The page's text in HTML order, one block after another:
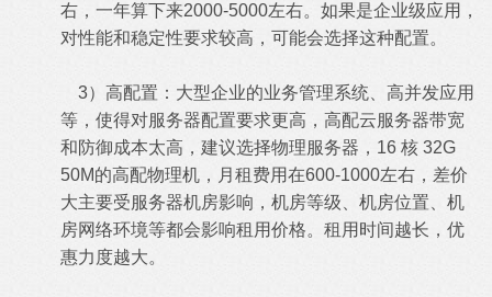
右，一年算下来2000-5000左右。如果是企业级应用，
对性能和稳定性要求较高，可能会选择这种配置。
3）高配置：大型企业的业务管理系统、高并发应用
等，使得对服务器配置要求更高，高配云服务器带宽
和防御成本太高，建议选择物理服务器，16 核 32G
50M的高配物理机，月租费用在600-1000左右，差价
大主要受服务器机房影响，机房等级、机房位置、机
房网络环境等都会影响租用价格。租用时间越长，优
惠力度越大。